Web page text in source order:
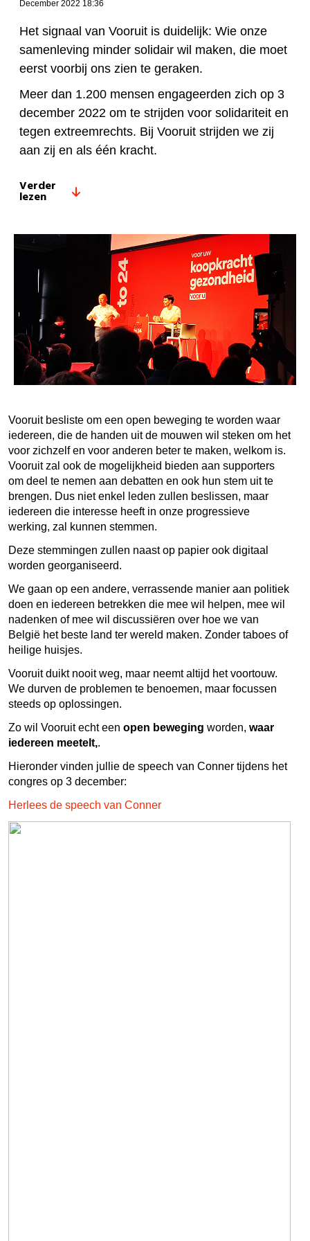
December 2022 18:36
Het signaal van Vooruit is duidelijk: Wie onze
samenleving minder solidair wil maken, die moet
eerst voorbij ons zien te geraken.
Meer dan 1.200 mensen engageerden zich op 3
december 2022 om te strijden voor solidariteit en
tegen extreemrechts. Bij Vooruit strijden we zij
aan zij en als één kracht.
Verder
lezen
Vooruit besliste om een open beweging te worden waar
iedereen, die de handen uit de mouwen wil steken om het
voor zichzelf en voor anderen beter te maken, welkom is.
Vooruit zal ook de mogelijkheid bieden aan supporters
om deel te nemen aan debatten en ook hun stem uit te
brengen. Dus niet enkel leden zullen beslissen, maar
iedereen die interesse heeft in onze progressieve
werking, zal kunnen stemmen.
Deze stemmingen zullen naast op papier ook digitaal
worden georganiseerd.
We gaan op een andere, verrassende manier aan politiek
doen en iedereen betrekken die mee wil helpen, mee wil
nadenken of mee wil discussiëren over hoe we van
België het beste land ter wereld maken. Zonder taboes of
heilige huisjes.
Vooruit duikt nooit weg, maar neemt altijd het voortouw.
We durven de problemen te benoemen, maar focussen
steeds op oplossingen.
Zo wil Vooruit echt een open beweging worden, waar
iedereen meetelt,.
Hieronder vinden jullie de speech van Conner tijdens het
congres op 3 december:
Herlees de speech van Conner